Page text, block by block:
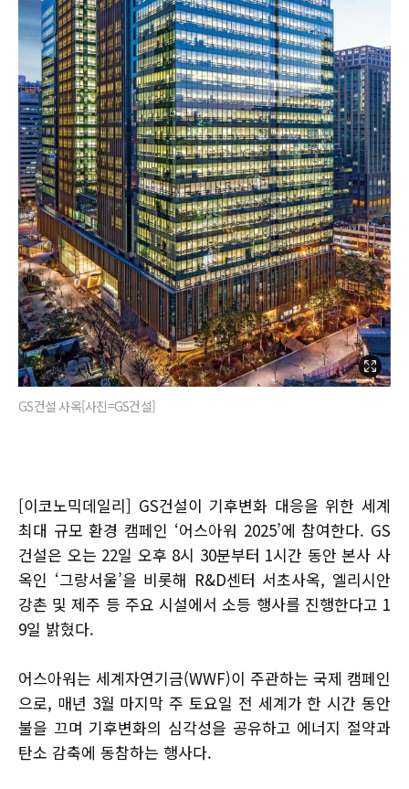
GS건설 사옥[사진=GS건설]
[이코노믹데일리] GS건설이 기후변화 대응을 위한 세계
최대 규모 환경 캠페인 ‘어스아워 2025’에 참여한다. GS
건설은 오는 22일 오후 8시 30분부터 1시간 동안 본사 사
옥인 ‘그랑서울’을 비롯해 R&D센터 서초사옥, 엘리시안
강촌 및 제주 등 주요 시설에서 소등 행사를 진행한다고 1
9일 밝혔다.
어스아워는 세계자연기금(WWF)이 주관하는 국제 캠페인
으로, 매년 3월 마지막 주 토요일 전 세계가 한 시간 동안
불을 끄며 기후변화의 심각성을 공유하고 에너지 절약과
탄소 감축에 동참하는 행사다.